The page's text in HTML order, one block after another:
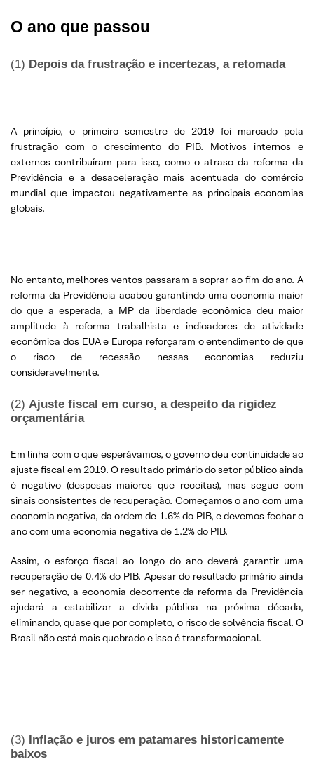
O ano que passou
(1) Depois da frustração e incertezas, a retomada
A princípio, o primeiro semestre de 2019 foi marcado pela
frustração com o crescimento do PIB. Motivos internos e
externos contribuíram para isso, como o atraso da reforma da
Previdência e a desaceleração mais acentuada do comércio
mundial que impactou negativamente as principais economias
globais.
No entanto, melhores ventos passaram a soprar ao fim do ano. A
reforma da Previdência acabou garantindo uma economia maior
do que a esperada, a MP da liberdade econômica deu maior
amplitude à reforma trabalhista e indicadores de atividade
econômica dos EUA e Europa reforçaram o entendimento de que
o risco de recessão nessas economias reduziu
consideravelmente.
(2) Ajuste fiscal em curso, a despeito da rigidez
orçamentária
Em linha com o que esperávamos, o governo deu continuidade ao
ajuste fiscal em 2019. O resultado primário do setor público ainda
é negativo (despesas maiores que receitas), mas segue com
sinais consistentes de recuperação. Começamos o ano com uma
economia negativa, da ordem de 1.6% do PIB, e devemos fechar o
ano com uma economia negativa de 1.2% do PIB.
Assim, o esforço fiscal ao longo do ano deverá garantir uma
recuperação de 0.4% do PIB. Apesar do resultado primário ainda
ser negativo, a economia decorrente da reforma da Previdência
ajudará a estabilizar a dívida pública na próxima década,
eliminando, quase que por completo, o risco de solvência fiscal. O
Brasil não está mais quebrado e isso é transformacional.
(3)
Inflação e juros em patamares historicamente
baixos